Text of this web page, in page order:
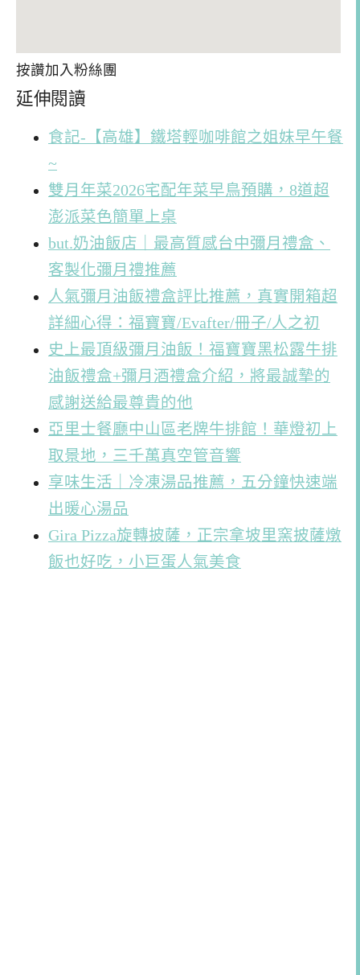
按讚加入粉絲團
延伸閱讀
食記-【高雄】鐵塔輕咖啡館之姐妹早午餐
~
雙月年菜2026宅配年菜早鳥預購，8道超
澎派菜色簡單上桌
but.奶油飯店｜最高質感台中彌月禮盒、
客製化彌月禮推薦
人氣彌月油飯禮盒評比推薦，真實開箱超
詳細心得：福寶寶/Evafter/冊子/人之初
史上最頂級彌月油飯！福寶寶黑松露牛排
油飯禮盒+彌月酒禮盒介紹，將最誠摯的
感謝送給最尊貴的他
亞里士餐廳中山區老牌牛排館！華燈初上
取景地，三千萬真空管音響
享味生活｜冷凍湯品推薦，五分鐘快速端
出暖心湯品
Gira Pizza旋轉披薩，正宗拿坡里窯披薩燉
飯也好吃，小巨蛋人氣美食